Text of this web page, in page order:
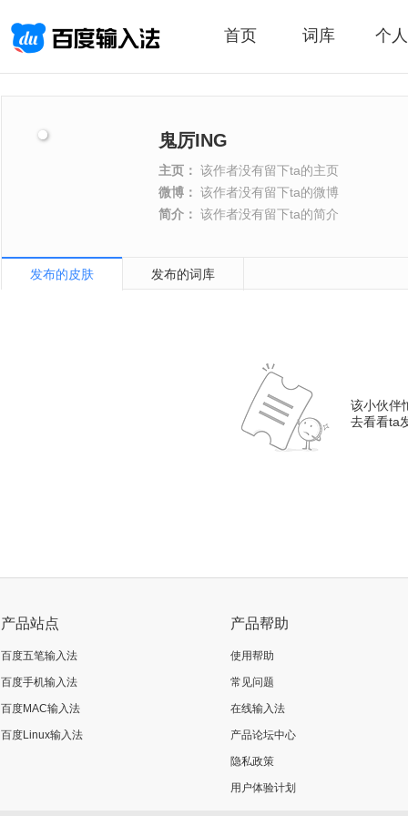
首页 词库 个
鬼厉ING
主页： 该作者没有留下ta的主页
微博： 该作者没有留下ta的微博
简介： 该作者没有留下ta的简介
发布的皮肤 发布的词库
该小伙伴
去看看ta
产品站点
百度五笔输入法
百度手机输入法
百度MAC输入法
百度Linux输入法
产品帮助
使用帮助
常见问题
在线输入法
产品论坛中心
隐私政策
用户体验计划